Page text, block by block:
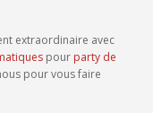
extraordinaire avec
pour party de
pour vous faire